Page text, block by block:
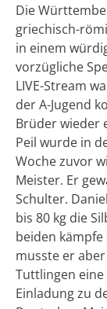
Die
griechisch-
in einem
vorzügliche
LIVE-Stream
der A-Jugend
Brüder wieder
Peil wurde in
Woche zuvor
Meister. Er
Schulter.
bis 80 kg die
beiden
musste er
Tuttlingen
Einladung zu